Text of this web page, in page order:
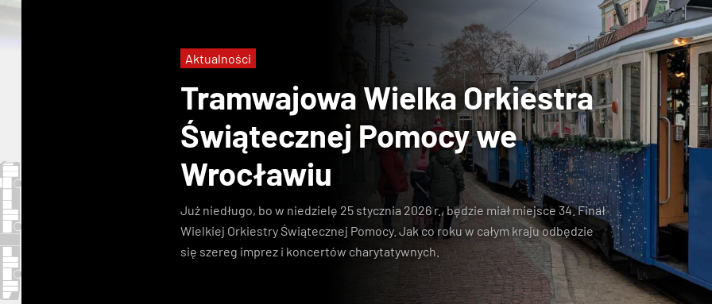
Tramwajowa Wielka Orkiestra
Świątecznej Pomocy we
Wrocławiu
Już niedługo, bo w niedzielę 25 stycznia 2026 r., będzie miał miejsce 34. Finał
Wielkiej Orkiestry Świątecznej Pomocy. Jak co roku w całym kraju odbędzie
się szereg imprez i koncertów charytatywnych.
Aktualności